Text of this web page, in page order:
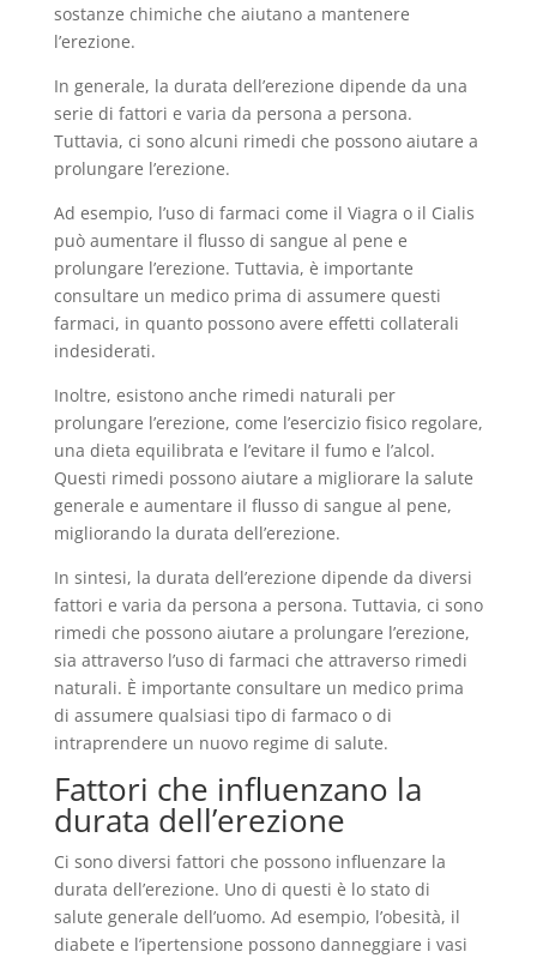
sostanze chimiche che aiutano a mantenere
l’erezione.
In generale, la durata dell’erezione dipende da una
serie di fattori e varia da persona a persona.
Tuttavia, ci sono alcuni rimedi che possono aiutare a
prolungare l’erezione.
Ad esempio, l’uso di farmaci come il Viagra o il Cialis
può aumentare il flusso di sangue al pene e
prolungare l’erezione. Tuttavia, è importante
consultare un medico prima di assumere questi
farmaci, in quanto possono avere effetti collaterali
indesiderati.
Inoltre, esistono anche rimedi naturali per
prolungare l’erezione, come l’esercizio fisico regolare,
una dieta equilibrata e l’evitare il fumo e l’alcol.
Questi rimedi possono aiutare a migliorare la salute
generale e aumentare il flusso di sangue al pene,
migliorando la durata dell’erezione.
In sintesi, la durata dell’erezione dipende da diversi
fattori e varia da persona a persona. Tuttavia, ci sono
rimedi che possono aiutare a prolungare l’erezione,
sia attraverso l’uso di farmaci che attraverso rimedi
naturali. È importante consultare un medico prima
di assumere qualsiasi tipo di farmaco o di
intraprendere un nuovo regime di salute.
Fattori che influenzano la
durata dell’erezione
Ci sono diversi fattori che possono influenzare la
durata dell’erezione. Uno di questi è lo stato di
salute generale dell’uomo. Ad esempio, l’obesità, il
diabete e l’ipertensione possono danneggiare i vasi